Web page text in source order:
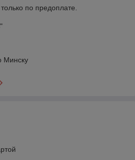
по предоплате.
Минску